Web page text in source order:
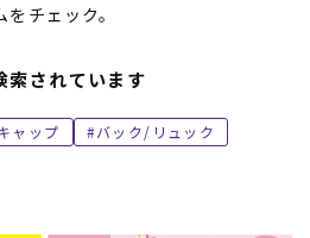
チェック。
索されています
ャップ
バック/リュック